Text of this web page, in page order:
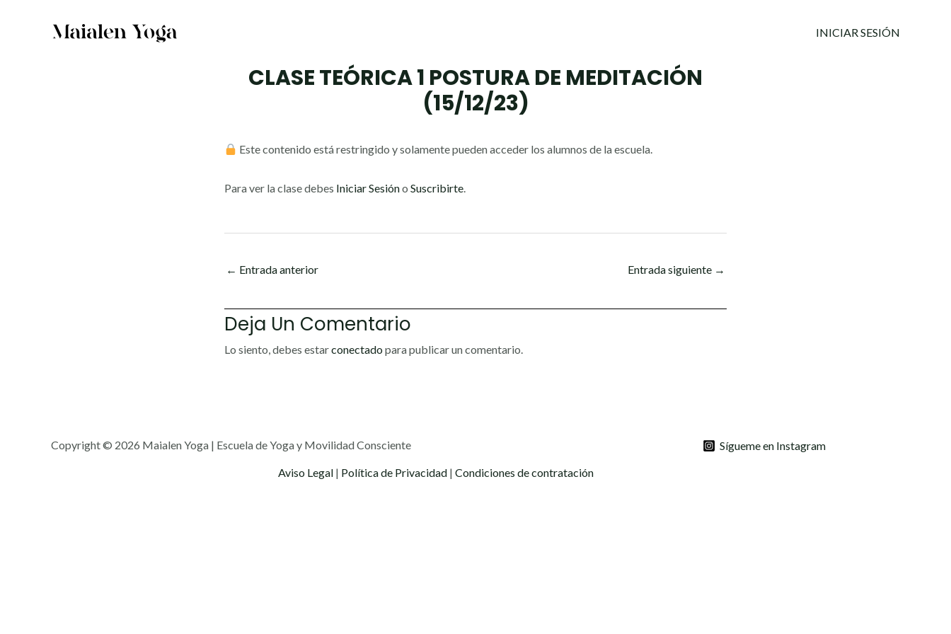
INICIAR SESIÓN
CLASE TEÓRICA 1 POSTURA DE MEDITACIÓN
(15/12/23)
Este contenido está restringido y solamente pueden acceder los alumnos de la escuela.
Para ver la clase debes Iniciar Sesióno Suscribirte
← Entrada anterior Entrada siguiente →
Deja Un Comentario
Lo siento, debes estarconectado para publicar un comentario.
Copyright © 2026 Maialen Yoga | Escuela de Yoga y Movilidad Consciente
Aviso Legal| Política de Privacidad| Condiciones de contratación
Sígueme en Instagram